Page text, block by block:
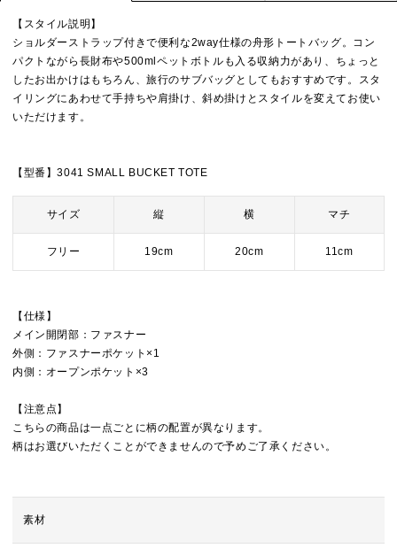
【スタイル説明】
ショルダーストラップ付きで便利な2way仕様の舟形トートバッグ。コン
パクトながら長財布や500mlペットボトルも入る収納力があり、ちょっと
したお出かけはもちろん、旅行のサブバッグとしてもおすすめです。スタ
イリングにあわせて手持ちや肩掛け、斜め掛けとスタイルを変えてお使い
いただけます。
【型番】3041 SMALL BUCKET TOTE
サイズ 縦 横 マチ
フリー 19cm 20cm 11cm
【仕様】
メイン開閉部：ファスナー
外側：ファスナーポケット×1
内側：オープンポケット×3
【注意点】
こちらの商品は一点ごとに柄の配置が異なります。
柄はお選びいただくことができませんので予めご了承ください。
素材